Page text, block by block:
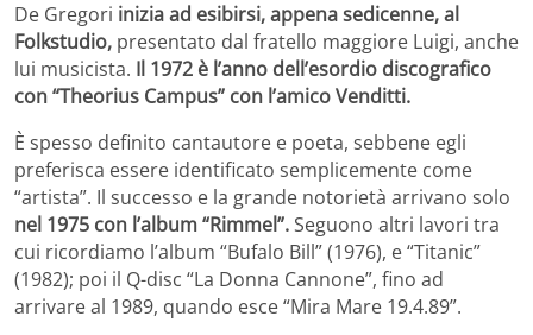
De Gregori inizia ad esibirsi, appena sedicenne, al
Folkstudio, presentato dal fratello maggiore Luigi, anche
lui musicista. Il 1972 è l’anno dell’esordio discografico
con “Theorius Campus” con l’amico Venditti.
È spesso definito cantautore e poeta, sebbene egli
preferisca essere identificato semplicemente come
“artista”. Il successo e la grande notorietà arrivano solo
nel 1975 con l’album “Rimmel”.Seguono altri lavori tra
cui ricordiamo l’album “Bufalo Bill” (1976), e “Titanic”
(1982); poi il Q-disc “La Donna Cannone”, fino ad
arrivare al 1989, quando esce “Mira Mare 19.4.89”.